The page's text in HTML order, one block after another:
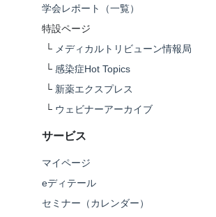
学会レポート（一覧）
特設ページ
└ メディカルトリビューン情報局
└ 感染症Hot Topics
└ 新薬エクスプレス
└ ウェビナーアーカイブ
サービス
マイページ
eディテール
セミナー（カレンダー）